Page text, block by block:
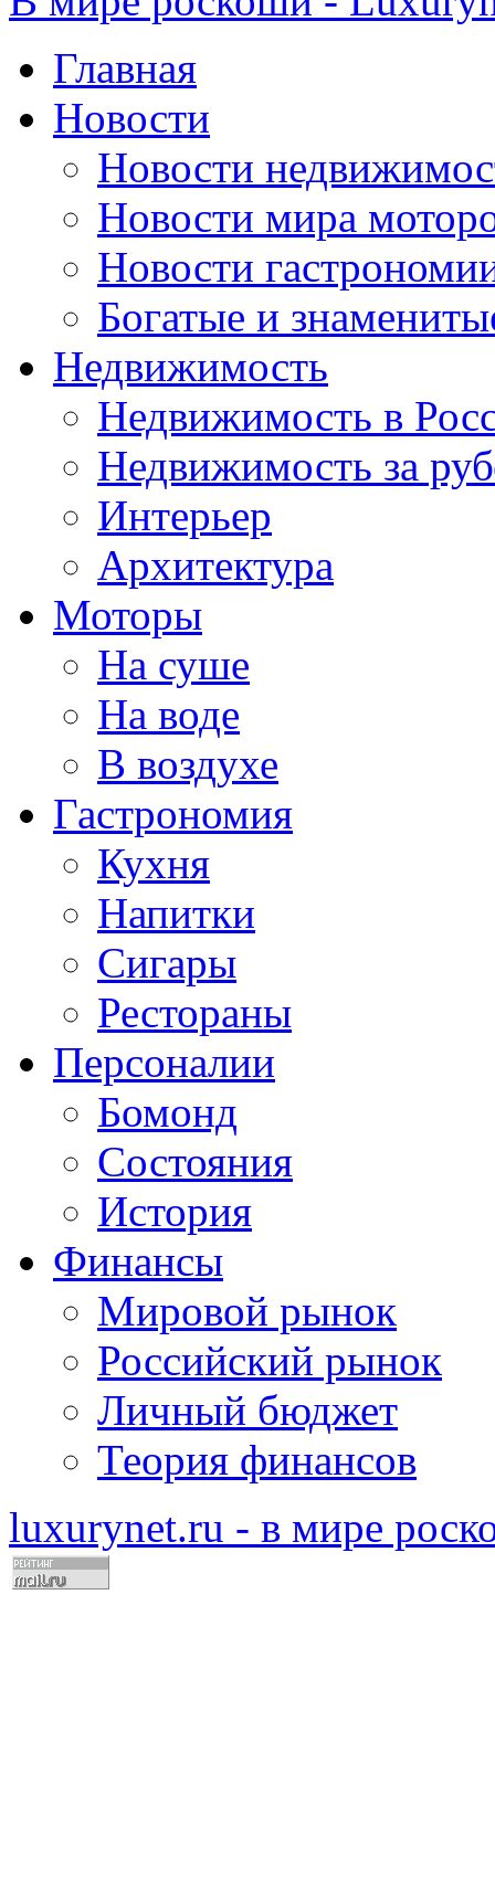
Главная
Новости
Новости
Новости мира
Новости
Богатые и
Недвижимость
Недвижимость в
Недвижимость за
Интерьер
Архитектура
Моторы
На суше
На воде
В воздухе
Гастрономия
Кухня
Напитки
Сигары
Рестораны
Персоналии
Бомонд
Состояния
История
Финансы
Мировой рынок
Российский рынок
Личный бюджет
Теория финансов
luxurynet.ru - в мире